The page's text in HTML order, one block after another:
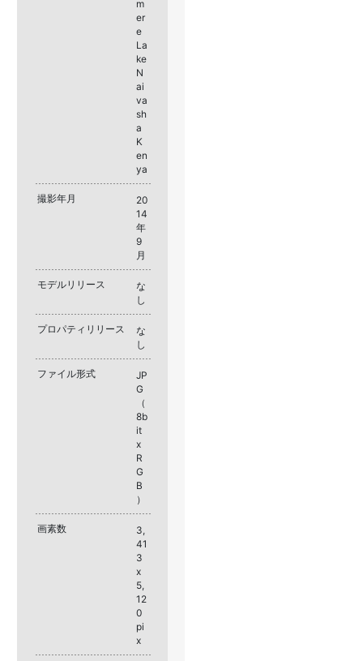
m
er
e
La
ke
N
ai
va
sh
a
K
en
ya
撮影年月
20
14
年
9
月
モデルリリース
な
し
プロパティリリース
な
し
ファイル形式
JP
G
（
8b
it
x
R
G
B
）
画素数
3,
41
3
x
5,
12
0
pi
x